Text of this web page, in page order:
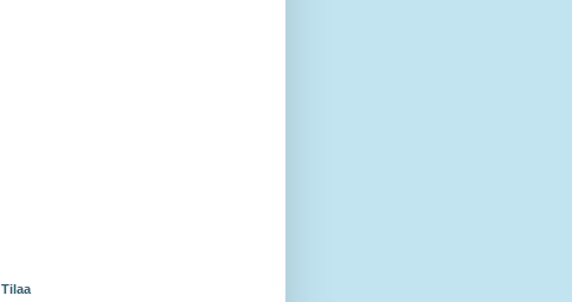
Tilaa